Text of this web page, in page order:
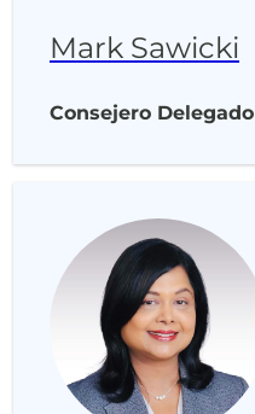
Mark Sawicki
Consejero Delegado